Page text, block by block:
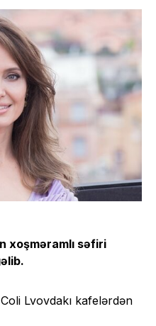
xoşməramlı səfiri
Lvovdakı kafelərdən